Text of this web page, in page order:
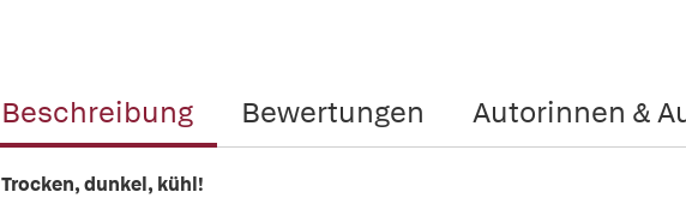
Beschreibung Bewertungen Autorinnen &
Trocken, dunkel, kühl!